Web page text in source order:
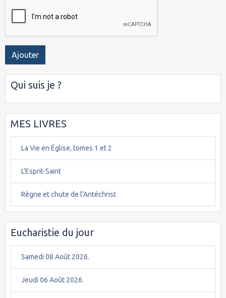
Ajouter
Qui suis je ?
MES LIVRES
La Vie en Église, tomes 1 et 2
L'Esprit-Saint
Règne et chute de l'Antéchrist
Eucharistie du jour
Samedi 08 Août 2026.
Jeudi 06 Août 2026.